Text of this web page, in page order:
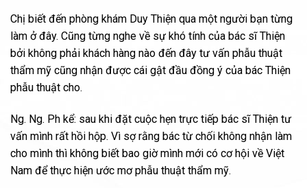
Chị biết đến phòng khám Duy Thiện qua một người bạn từng
làm ở đây. Cũng từng nghe về sự khó tính của bác sĩ Thiện
bởi không phải khách hàng nào đến đây tư vấn phẫu thuật
thẩm mỹ cũng nhận được cái gật đầu đồng ý của bác Thiện
phẫu thuật cho.
Ng. Ng. Ph kể: sau khi đặt cuộc hẹn trực tiếp bác sĩ Thiện tư
vấn mình rất hồi hộp. Vì sợ rằng bác từ chối không nhận làm
cho mình thì không biết bao giờ mình mới có cơ hội về Việt
Nam để thực hiện ước mơ phẫu thuật thẩm mỹ.